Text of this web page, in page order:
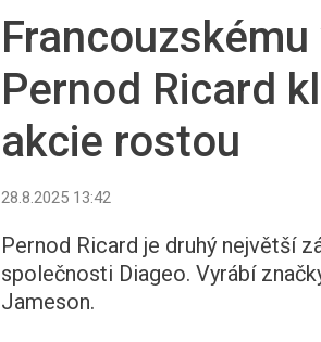
Pernod Ricard
akcie rostou
28.8.2025 13:42
Pernod Ricard je druhý největší
společnosti Diageo. Vyrábí
Jameson.